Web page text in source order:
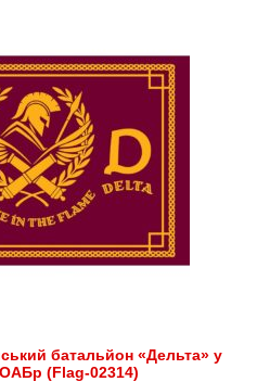
батальйон «Дельта» у
ОАБр (Flag-02314)